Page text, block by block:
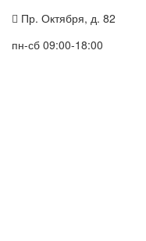
Пр. Октября, д. 82
пн-сб 09:00-18:00